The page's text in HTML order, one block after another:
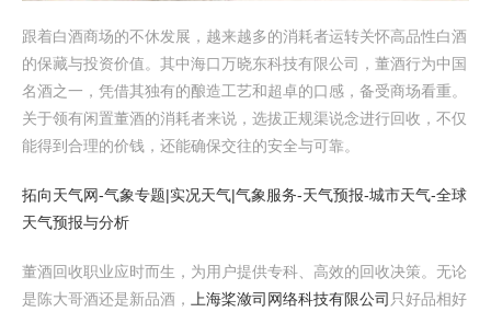
跟着白酒商场的不休发展，越来越多的消耗者运转关怀高品性白酒
的保藏与投资价值。其中海口万晓东科技有限公司，董酒行为中国
名酒之一，凭借其独有的酿造工艺和超卓的口感，备受商场看重。
关于领有闲置董酒的消耗者来说，选拔正规渠说念进行回收，不仅
能得到合理的价钱，还能确保交往的安全与可靠。
拓向天气网-气象专题|实况天气|气象服务-天气预报-城市天气-全球
天气预报与分析
董酒回收职业应时而生，为用户提供专科、高效的回收决策。无论
是陈大哥酒还是新品酒，
上海桨潋司网络科技有限公司 只好品相好